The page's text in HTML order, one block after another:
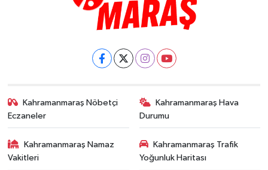
Kahramanmaraş Nöbetçi
Eczaneler
Kahramanmaraş Hava
Durumu
Kahramanmaraş Namaz
Vakitleri
Kahramanmaraş Trafik
Yoğunluk Haritası